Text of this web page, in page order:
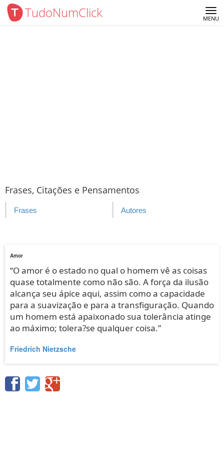
TudoNumClick MENU
Frases, Citações e Pensamentos
Frases Autores
Amor
“O amor é o estado no qual o homem vê as coisas
quase totalmente como não são. A força da ilusão
alcança seu ápice aqui, assim como a capacidade
para a suavização e para a transfiguração. Quando
um homem está apaixonado sua tolerância atinge
ao máximo; tolera?se qualquer coisa.”
Friedrich Nietzsche